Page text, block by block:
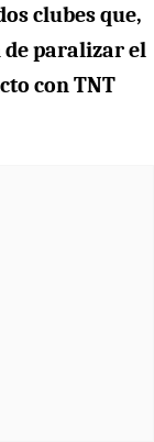
clubes que,
paralizar el
con TNT